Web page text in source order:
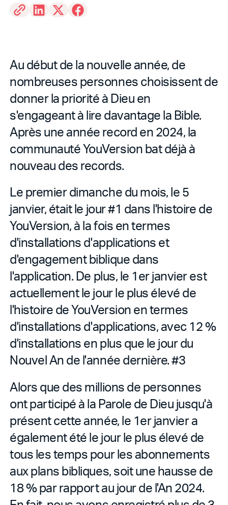
Au début de la nouvelle année, de
nombreuses personnes choisissent de
donner la priorité à Dieu en
s'engageant à lire davantage la Bible.
Après une année record en 2024, la
communauté YouVersion bat déjà à
nouveau des records.
Le premier dimanche du mois, le 5
janvier, était le jour #1 dans l'histoire de
YouVersion, à la fois en termes
d'installations d'applications et
d'engagement biblique dans
l'application. De plus, le 1er janvier est
actuellement le jour le plus élevé de
l'histoire de YouVersion en termes
d'installations d'applications, avec 12 %
d'installations en plus que le jour du
Nouvel An de l'année dernière. #3
Alors que des millions de personnes
ont participé à la Parole de Dieu jusqu'à
présent cette année, le 1er janvier a
également été le jour le plus élevé de
tous les temps pour les abonnements
aux plans bibliques, soit une hausse de
18 % par rapport au jour de l'An 2024.